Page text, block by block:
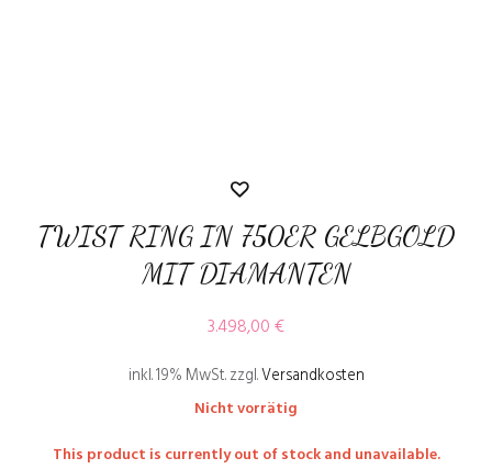
TWIST RING IN 750ER GELBGOLD
MIT DIAMANTEN
3.498,00€
inkl. 19% MwSt.zzgl.Versandkosten
Nicht vorrätig
This product is currently out of stock and unavailable.